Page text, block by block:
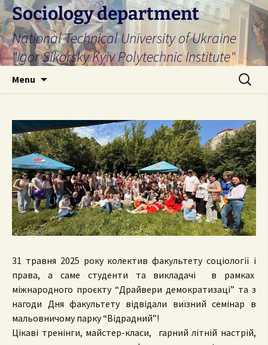
Skip
to
content
Sociology department
National Technical University of Ukraine
"Igor Sikorsky Kyiv Polytechnic Institute"
Menu
Search
for:
31 травня 2025 року колектив факультету соціології і
права, а саме студенти та викладачі в рамках
міжнародного проєкту “Драйвери демократизаці” та з
нагоди Дня факультету відвідали виїзний семінар в
мальовничому парку “Відрадний”!
Цікаві тренінги, майстер-класи, гарний літній настрій,